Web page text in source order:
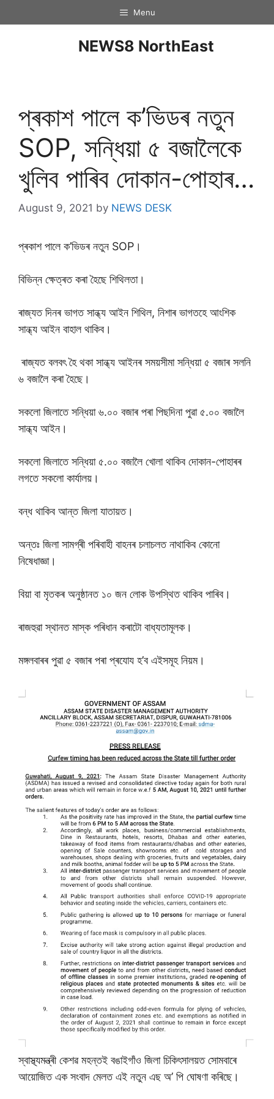
Menu
NEWS8 NorthEast
প্ৰকাশ পালে ক’ভিডৰ নতুন
SOP, সন্ধিয়া ৫ বজালৈকে
খুলিব পাৰিব দোকান-পোহাৰ…
August 9, 2021 by NEWS DESK
প্ৰকাশ পালে ক’ভিডৰ নতুন SOP।
বিভিন্ন ক্ষেত্ৰত কৰা হৈছে শিথিলতা।
ৰাজ্যত দিনৰ ভাগত সান্ধ্য আইন শিথিল, নিশাৰ ভাগতহে আংশিক
সান্ধ্য আইন বাহাল থাকিব।
ৰাজ্যত বলবৎ হৈ থকা সান্ধ্য আইনৰ সময়সীমা সন্ধিয়া ৫ বজাৰ সলনি
৬ বজালৈ কৰা হৈছে।
সকলো জিলাতে সন্ধিয়া ৬.০০ বজাৰ পৰা পিছদিনা পুৱা ৫.০০ বজালৈ
সান্ধ্য আইন।
সকলো জিলাতে সন্ধিয়া ৫.০০ বজালৈ খোলা থাকিব দোকান-পোহাৰৰ
লগতে সকলো কাৰ্যালয়।
বন্ধ থাকিব আন্ত জিলা যাতায়ত।
অন্তঃ জিলা সামগ্ৰী পৰিবাহী বাহনৰ চলাচলত নাথাকিব কোনো
নিষেধাজ্ঞা।
বিয়া বা মৃতকৰ অনুষ্ঠানত ১০ জন লোক উপস্থিত থাকিব পাৰিব।
ৰাজহুৱা স্থানত মাস্ক পৰিধান কৰাটো বাধ্যতামূলক।
মঙ্গলবাৰৰ পুৱা ৫ বজাৰ পৰা প্ৰযোয হ’ব এইসমূহ নিয়ম।
স্বাস্থ্যমন্ত্ৰী কেশৱ মহন্তই বঙাইগাঁও জিলা চিকিৎসালয়ত সোমবাৰে
আয়োজিত এক সংবাদ মেলত এই নতুন এছ অ’ পি ঘোষণা কৰিছে।